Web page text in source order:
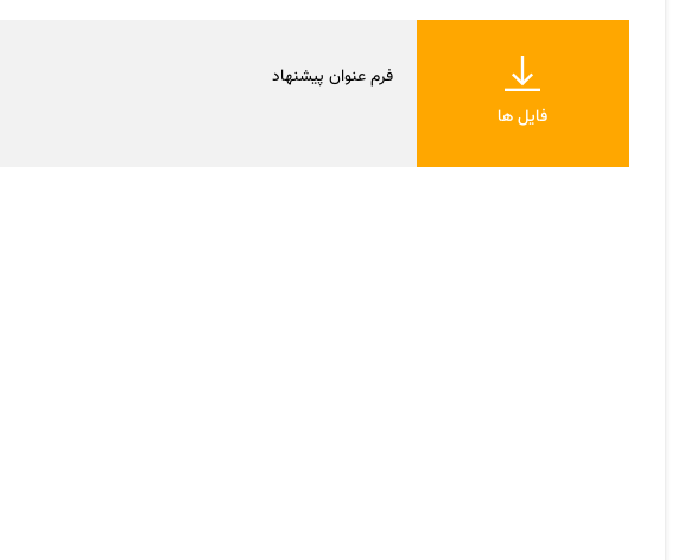
فایل ها
فرم عنوان پیشنهاد